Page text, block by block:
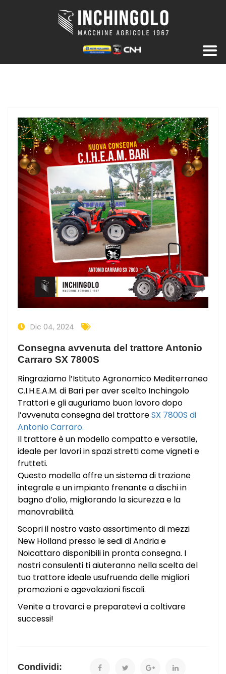
Dic 04, 2024
Consegna avvenuta del trattore Antonio
Carraro SX 7800S
Ringraziamo l’Istituto Agronomico Mediterraneo
C.I.H.E.A.M. di Bari per aver scelto Inchingolo
Trattori e gli auguriamo buon lavoro dopo
l’avvenuta consegna del trattoreSX 7800S di
Antonio Carraro.
Il trattore è un modello compatto e versatile,
ideale per lavori in spazi stretti come vigneti e
frutteti.
Questo modello offre un sistema di trazione
integrale e un impianto frenante a dischi in
bagno d’olio, migliorando la sicurezza e la
manovrabilità.
Scopri il nostro vasto assortimento di mezzi
New Holland presso le sedi di Andria e
Noicattaro disponibili in pronta consegna. I
nostri consulenti ti aiuteranno nella scelta del
tuo trattore ideale usufruendo delle migliori
promozioni e agevolazioni fiscali.
Venite a trovarci e preparatevi a coltivare
successi!
Condividi: